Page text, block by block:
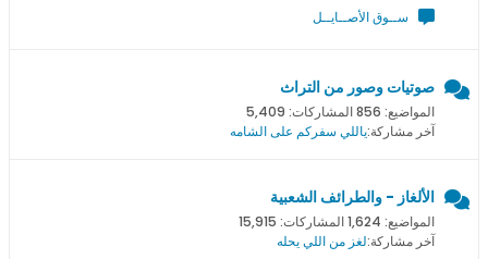
ســوق الأصــايــل
صوتيات وصور من التراث
المواضيع: 856 المشاركات: 5,409
آخر مشاركة:ياللي سفركم على الشامه
الألغاز - والطرائف الشعبية
المواضيع: 1,624 المشاركات: 15,915
آخر مشاركة:لغز من اللي يحله